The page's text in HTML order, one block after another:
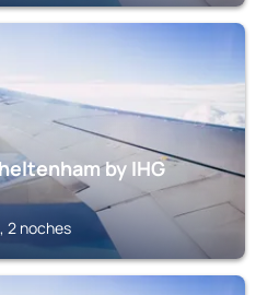
by IHG
2 noches